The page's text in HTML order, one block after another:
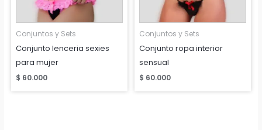
Conjuntos y Sets
Conjunto lenceria sexies
para mujer
$ 60.000
Conjuntos y Sets
Conjunto ropa interior
sensual
$ 60.000